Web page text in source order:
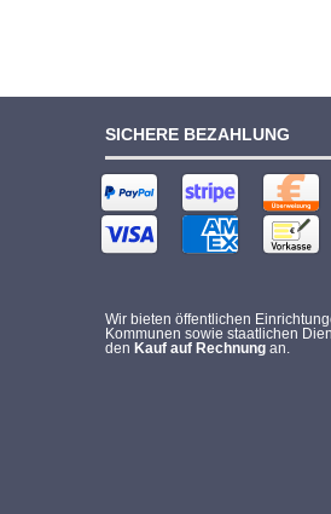
SICHERE BEZAHLUNG
Wir bieten öffentlichen
Kommunen sowie staatlichen
den Kauf auf Rechnungan.